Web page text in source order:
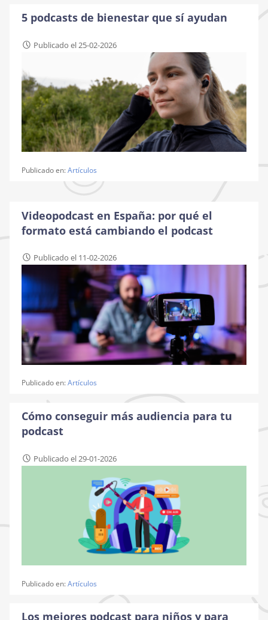
5 podcasts de bienestar que sí ayudan
Publicado el 25-02-2026
Publicado en:Artículos
Videopodcast en España: por qué el
formato está cambiando el podcast
Publicado el 11-02-2026
Publicado en:Artículos
Cómo conseguir más audiencia para tu
podcast
Publicado el 29-01-2026
Publicado en:Artículos
Los mejores podcast para niños y para